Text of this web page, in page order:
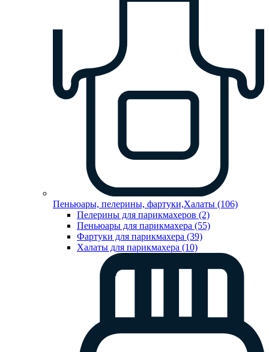
Пеньюары, пелерины, фартуки,Халаты (106)
Пелерины для парикмахеров (2)
Пеньюары для парикмахера (55)
Фартуки для парикмахера (39)
Халаты для парикмахера (10)